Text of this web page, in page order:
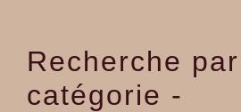
Recherche par
catégorie -